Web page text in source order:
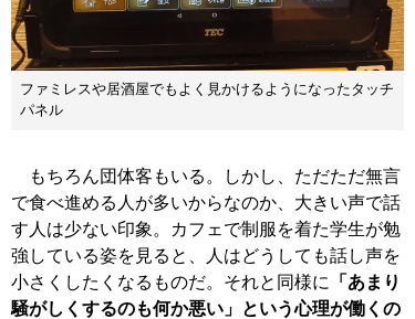
ファミレスや居酒屋でもよく見かけるようになったタッチ
パネル
もちろん団体客もいる。しかし、ただただ無言
で食べ進める人が多いからなのか、大きい声で話
す人は少ない印象。カフェで制服を着た学生が勉
強している姿を見ると、人はどうしても話し声を
小さくしたくなるものだ。それと同様に
「あまり
騒がしくするのも何か悪い」という心理が働くの